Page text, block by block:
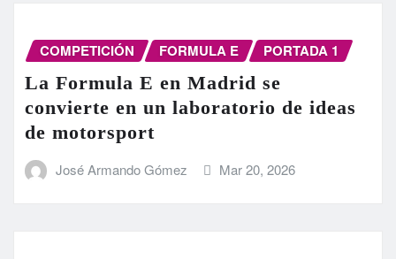
COMPETICIÓN FORMULA E PORTADA 1
La Formula E en Madrid se
convierte en un laboratorio de ideas
de motorsport
José Armando Gómez Mar 20, 2026